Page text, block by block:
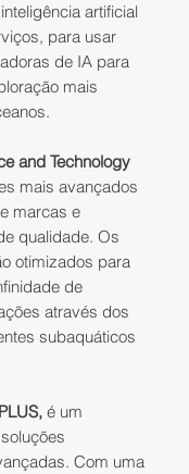
artificial
para usar
de IA para
mais
and Technology
mais avançados
marcas e
qualidade. Os
otimizados para
de
através dos
subaquáticos
é um
Com uma